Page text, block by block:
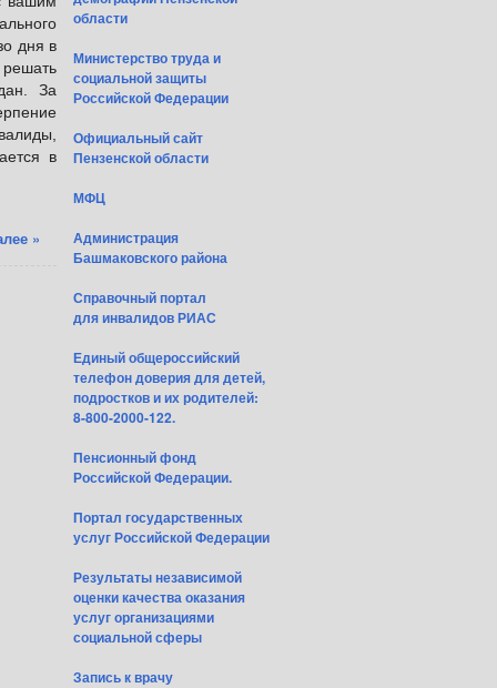
дня в
За
в
»
области
Министерство труда и
социальной защиты
Российской Федерации
Официальный сайт
Пензенской области
МФЦ
Администрация
Башмаковского района
Справочный портал
для инвалидов РИАС
Единый общероссийский
телефон доверия для детей,
подростков и их родителей:
8-800-2000-122.
Пенсионный фонд
Российской Федерации.
Портал государственных
услуг Российской Федерации
Результаты независимой
оценки качества оказания
услуг организациями
социальной сферы
Запись к врачу